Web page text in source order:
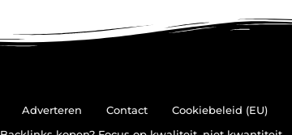
Adverteren Contact Cookiebeleid (EU)